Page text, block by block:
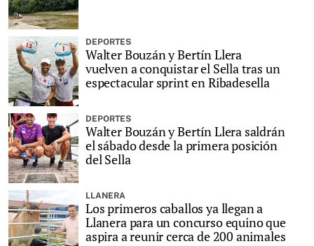
DEPORTES
Walter Bouzán y Bertín Llera
vuelven a conquistar el Sella tras un
espectacular sprint en Ribadesella
DEPORTES
Walter Bouzán y Bertín Llera saldrán
el sábado desde la primera posición
del Sella
LLANERA
Los primeros caballos ya llegan a
Llanera para un concurso equino que
aspira a reunir cerca de 200 animales